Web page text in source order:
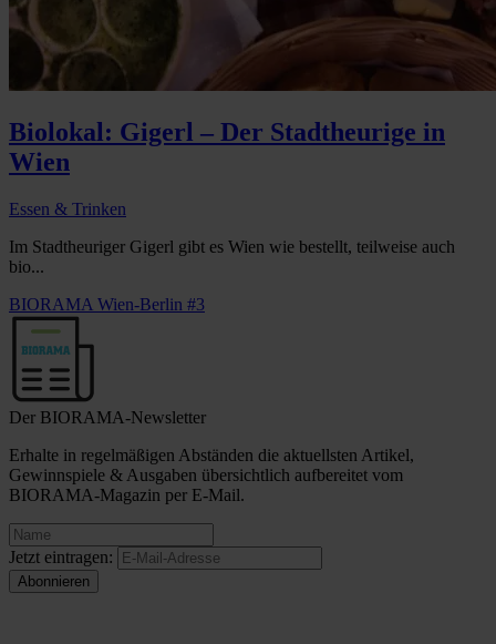
Biolokal: Gigerl – Der Stadtheurige in
Wien
Essen & Trinken
Im Stadtheuriger Gigerl gibt es Wien wie bestellt, teilweise auch
bio...
BIORAMA Wien-Berlin #3
Der BIORAMA-Newsletter
Erhalte in regelmäßigen Abständen die aktuellsten Artikel,
Gewinnspiele & Ausgaben übersichtlich aufbereitet vom
BIORAMA-Magazin per E-Mail.
Jetzt eintragen: